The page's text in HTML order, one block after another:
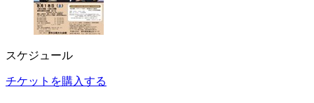
スケジュール
チケットを購入する